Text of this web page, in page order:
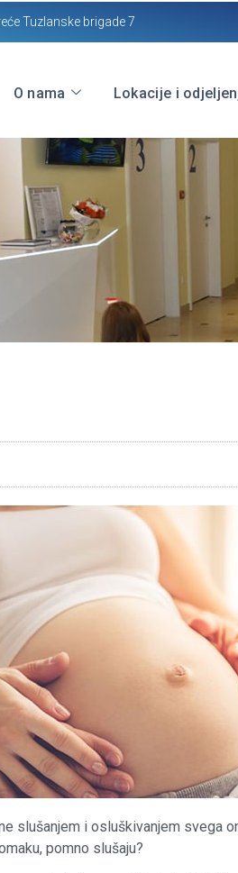
Tuzlanske brigade 7
O nama Lokacije i
slušanjem i osluškivanjem svega
pomno slušaju?